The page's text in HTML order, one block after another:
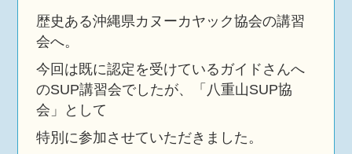
歴史ある沖縄県カヌーカヤック協会の講習
会へ。
今回は既に認定を受けているガイドさんへ
のSUP講習会でしたが、「八重山SUP協
会」として
特別に参加させていただきました。